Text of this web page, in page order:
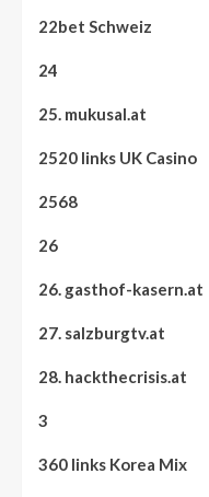
22bet Schweiz
24
25. mukusal.at
2520 links UK Casino
2568
26
26. gasthof-kasern.at
27. salzburgtv.at
28. hackthecrisis.at
3
360 links Korea Mix